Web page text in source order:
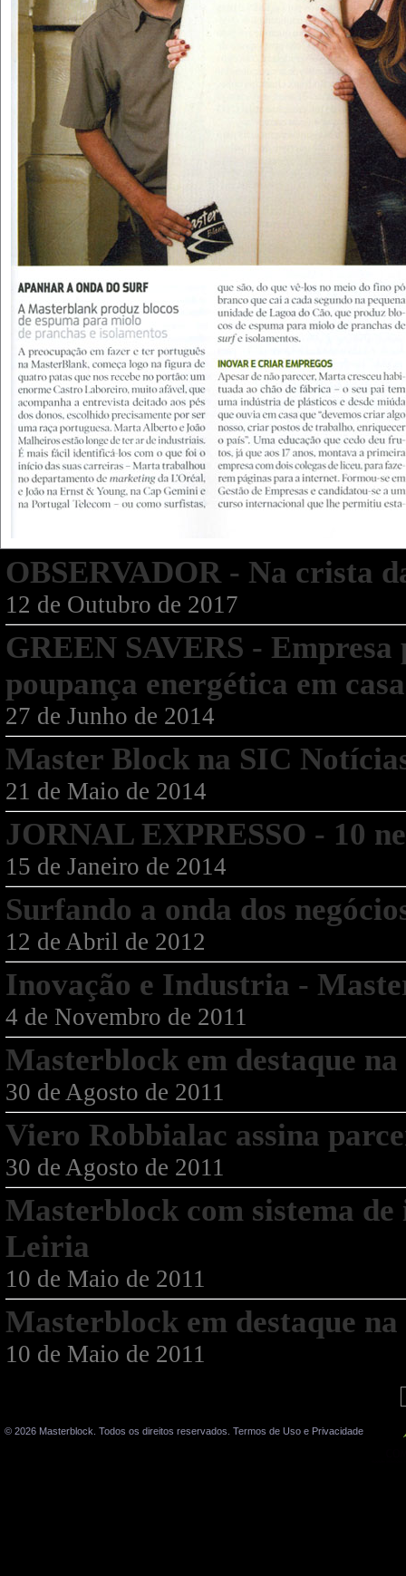
OBSERVADOR - Na crista
12 de Outubro de 2017
GREEN SAVERS -
poupança energética em
27 de Junho de 2014
Master Block na SIC
21 de Maio de 2014
JORNAL EXPRESSO - 10
15 de Janeiro de 2014
Surfando a onda dos
12 de Abril de 2012
Inovação e Industria -
4 de Novembro de 2011
Masterblock em destaque
30 de Agosto de 2011
Viero Robbialac assina
30 de Agosto de 2011
Masterblock com sistema
Leiria
10 de Maio de 2011
Masterblock em destaque
10 de Maio de 2011
© 2026 Masterblock. Todos os direitos reservados. Termos de Uso e Privacidade